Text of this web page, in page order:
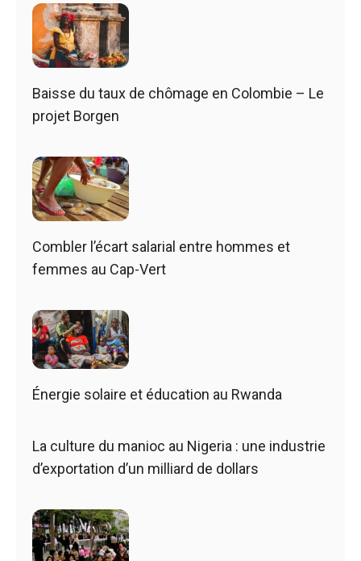
Baisse du taux de chômage en Colombie – Le
projet Borgen
Combler l’écart salarial entre hommes et
femmes au Cap-Vert
Énergie solaire et éducation au Rwanda
La culture du manioc au Nigeria : une industrie
d’exportation d’un milliard de dollars